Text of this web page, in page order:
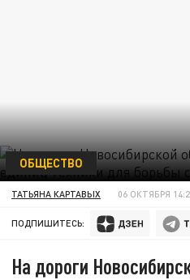
ОБЩЕСТВО
ТАТЬЯНА КАРТАВЫХ 06 ОКТЯБРЯ
ПОДПИШИТЕСЬ:
На дороги